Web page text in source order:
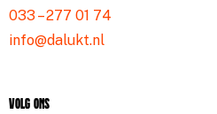
033 – 277 01 74
info@dalukt.nl
Volg ons